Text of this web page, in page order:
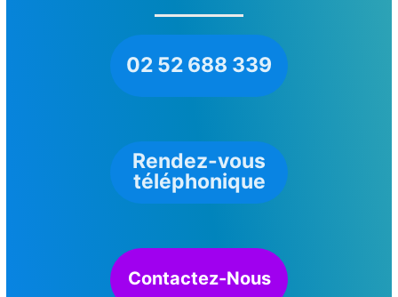
02 52 688 339
Rendez-vous
téléphonique
Contactez-Nous